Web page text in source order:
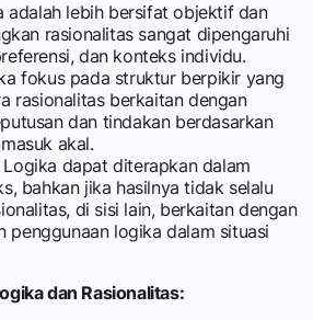
adalah lebih bersifat objektif dan
rasionalitas sangat dipengaruhi
dan konteks individu.
fokus pada struktur berpikir yang
rasionalitas berkaitan dengan
dan tindakan berdasarkan
akal.
Logika dapat diterapkan dalam
bahkan jika hasilnya tidak selalu
di sisi lain, berkaitan dengan
penggunaan logika dalam situasi
dan Rasionalitas: